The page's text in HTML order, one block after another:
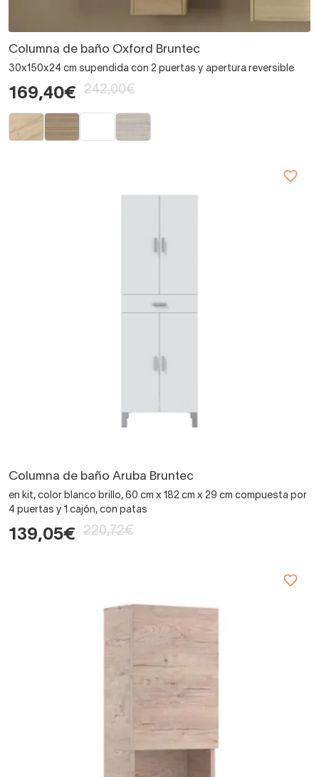
Columna de baño Oxford Bruntec
30x150x24 cm supendida con 2 puertas y apertura reversible
169,40€ 242,00€
Columna de baño Aruba Bruntec
en kit, color blanco brillo, 60 cm x 182 cm x 29 cm compuesta por
4 puertas y 1 cajón, con patas
139,05€ 220,72€